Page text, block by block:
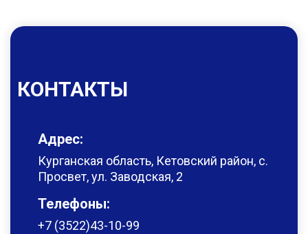
КОНТАКТЫ
Адрес:
Курганская область, Кетовский район, с.
Просвет, ул. Заводская, 2
Телефоны:
+7 (3522)43-10-99